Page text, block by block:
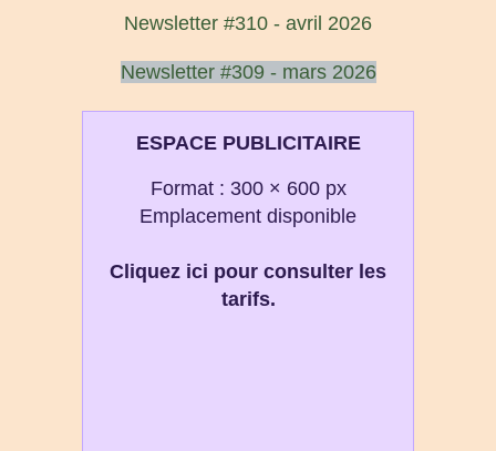
Newsletter #310 - avril 2026
Newsletter #309 - mars 2026
ESPACE PUBLICITAIRE
Format : 300 × 600 px
Emplacement disponible
Cliquez ici pour consulter les
tarifs.